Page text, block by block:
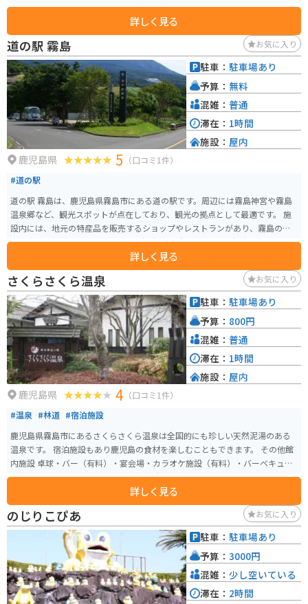
す。特に斜面の上から見るコスモス畑は絶景です。 コスモスの見頃は9月下旬
から10月中旬で、毎年多くの観光客が訪れます。また、秋の「古代マーケッ
ト」などのイベントも開催され、地元の特産品やお土産を楽しむことができ
ます。入園料は無料で、駐車場も完備されています。
詳しく見る
道の駅 霧島 お気に入り
鹿児島県 5 （口コミ1件）
#道の駅
道の駅 霧島は、鹿児島県霧島市にある道の駅です。周辺には霧島神宮や霧島
温泉郷など、観光スポットが点在しており、観光の拠点として最適です。 施
設内には、地元の特産品を販売するショップやレストランがあり、霧島の味
覚を楽しむことができます。また、観光案内所では、周辺の観光情報を入手
ても最適です。周辺には、霧島スカイラインやえびの高原など、絶景を眺めな
がら走ることができるワインディングロードも多いため、ツーリングにもお
すすめです。 霧島は、温泉や雄大な自然、歴史を感じられるスポットなど魅
力が満載です。道の駅 霧島はそんな霧島観光の拠点として、ぜひ立ち寄って
みてください。
詳しく見る
駐車： 駐車場あり
予算： 無料
混雑： 普通
滞在： 1時間
施設： 屋内
さくらさくら温泉 お気に入り
鹿児島県 4 （口コミ1件）
#温泉 #林道 #宿泊施設
鹿児島県霧島市にあるさくらさくら温泉は全国的にも珍しい天然泥湯のある
温泉です。 宿泊施設もあり鹿児島の食材を楽しむこともできます。 その他館
内施設 卓球・バー（有料）・宴会場・カラオケ施設（有料）・バーベキュー
（有料）・ラウンジ・禁煙ルーム 無料駐車場あり
詳しく見る
駐車： 駐車場あり
予算： 800円
混雑： 普通
滞在： 1時間
施設： 屋内
のじりこぴあ お気に入り
駐車： 駐車場あり
予算： 3000円
混雑： 少し空いている
滞在： 2時間